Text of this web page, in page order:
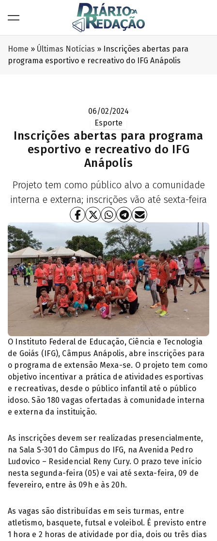
Home » Últimas Notícias » Inscrições abertas para
programa esportivo e recreativo do IFG Anápolis
06/02/2024
Esporte
Inscrições abertas para programa
esportivo e recreativo do IFG
Anápolis
Projeto tem como público alvo a comunidade
interna e externa; inscrições vão até sexta-feira
O Instituto Federal de Educação, Ciência e Tecnologia
de Goiás (IFG), Câmpus Anápolis, abre inscrições para
o programa de extensão Mexa-se. O projeto tem como
objetivo incentivar a prática de atividades esportivas
e recreativas, desde o público infantil até o público
idoso. São 180 vagas ofertadas à comunidade interna
e externa da instituição.
As inscrições devem ser realizadas presencialmente,
na Sala S-301 do Câmpus do IFG, na Avenida Pedro
Ludovico – Residencial Reny Cury. O prazo teve início
nesta segunda-feira (05) e vai até sexta-feira, 09 de
fevereiro, entre às 09h e às 20h.
As vagas são distribuídas em seis turmas, entre
atletismo, basquete, futsal e voleibol. É previsto entre
1 hora e 2 horas de atividade por dia, dois ou três dias